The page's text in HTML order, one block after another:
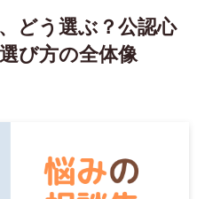
どう選ぶ？公認心
び方の全体像